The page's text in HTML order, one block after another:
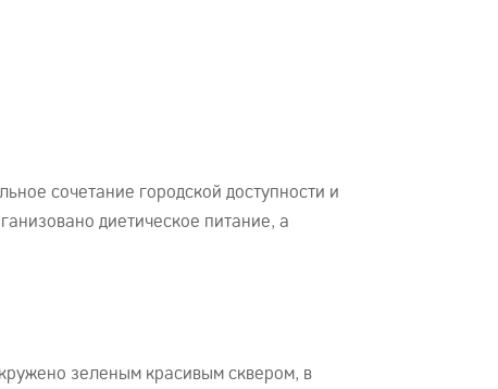
сочетание городской доступности и
диетическое питание, а
зеленым красивым сквером, в